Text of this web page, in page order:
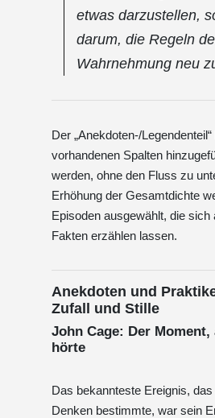
etwas darzustellen,
darum, die Regeln
Wahrnehmung neu
Der „Anekdoten-/
vorhandenen Spalten
werden, ohne den Fluss zu
Erhöhung der Gesamtdichte
Episoden ausgewählt, die sich
Fakten erzählen lassen.
Anekdoten und
Zufall und Stille
John Cage: Der
hörte
Das bekannteste Ereignis,
Denken bestimmte, war sein